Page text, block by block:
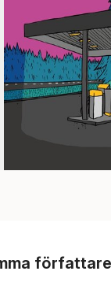
författare